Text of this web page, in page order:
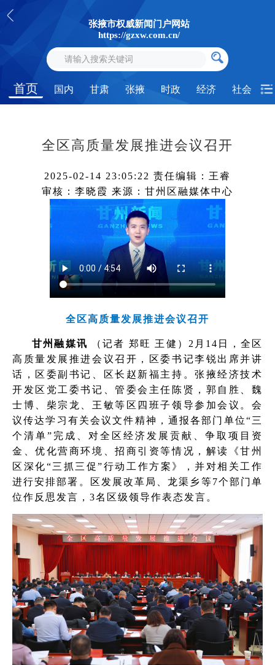
张掖市权威新闻门户网站
https://gzxw.com.cn/
首页 国内 甘肃 张掖 时政 经济 社会
全区高质量发展推进会议召开
2025-02-14 23:05:22 责任编辑：王睿
审核：李晓霞 来源：甘州区融媒体中心
全区高质量发展推进会议召开
甘州融媒讯
（记者 郑旺 王健）2月14日，全区
高质量发展推进会议召开，区委书记李锐出席并讲
话，区委副书记、区长赵新福主持。张掖经济技术
开发区党工委书记、管委会主任陈贤，郭自胜、魏
士博、柴宗龙、王敏等区四班子领导参加会议。会
议传达学习有关会议文件精神，通报各部门单位“三
个清单”完成、对全区经济发展贡献、争取项目资
金、优化营商环境、招商引资等情况，解读《甘州
区深化“三抓三促”行动工作方案》，并对相关工作
进行安排部署。区发展改革局、龙渠乡等7个部门单
位作反思发言，3名区级领导作表态发言。